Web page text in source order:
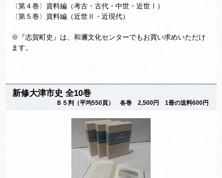
〈第４巻〉資料編（考古・古代・中世・近世Ⅰ）
〈第５巻〉資料編（近世Ⅱ・近現代）
※『志賀町史』は、和邇文化センターでもお買い求めいただけ
ます。
新修大津市史 全10巻
Ｂ５判（平均550頁） 各巻 2,500円 1冊の送料600円